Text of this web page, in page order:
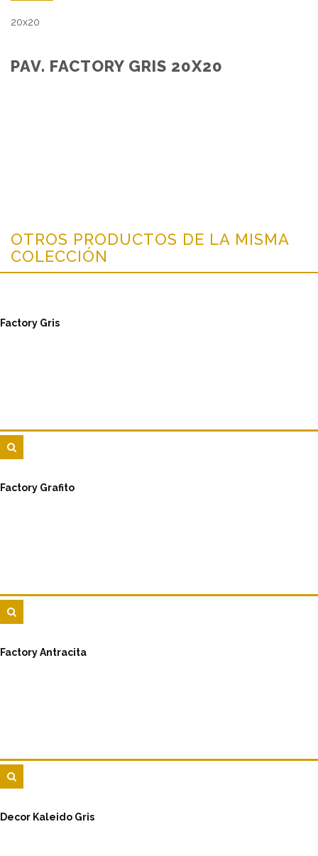
20x20
PAV. FACTORY GRIS 20X20
OTROS PRODUCTOS DE LA MISMA
COLECCIÓN
Factory Gris
Factory Grafito
Factory Antracita
Decor Kaleido Gris